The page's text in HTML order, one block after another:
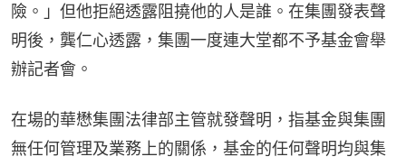
險。」但他拒絕透露阻撓他的人是誰。在集團發表聲
明後，龔仁心透露，集團一度連大堂都不予基金會舉
辦記者會。
在場的華懋集團法律部主管就發聲明，指基金與集團
無任何管理及業務上的關係，基金的任何聲明均與集